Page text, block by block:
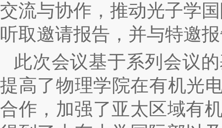
交流与协作，推动光子学
听取邀请报告，并与特邀
此次会议基于系列会议
提高了物理学院在有机光
合作，加强了亚太区域有